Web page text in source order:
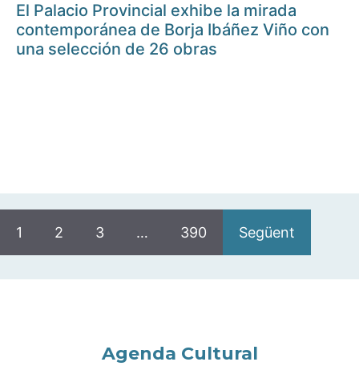
El Palacio Provincial exhibe la mirada
contemporánea de Borja Ibáñez Viño con
una selección de 26 obras
1 2 3 … 390 Següent
Agenda Cultural